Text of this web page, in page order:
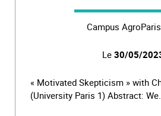
Campus
Le 30/05/
« Motivated Skepticism » with
(University Paris 1) Abstract: We…